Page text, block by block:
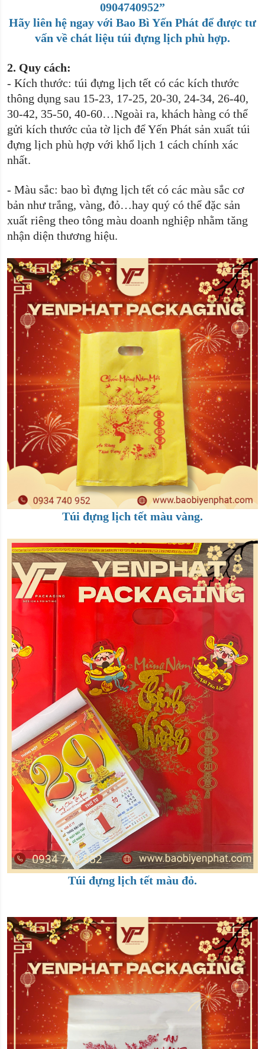
0904740952”
Hãy liên hệ ngay với Bao Bì Yến Phát để được tư
vấn về chát liệu túi đựng lịch phù hợp.
2. Quy cách:
- Kích thước: túi đựng lịch tết có các kích thước
thông dụng sau 15-23, 17-25, 20-30, 24-34, 26-40,
30-42, 35-50, 40-60…Ngoài ra, khách hàng có thể
gửi kích thước của tờ lịch để Yến Phát sản xuất túi
đựng lịch phù hợp với khổ lịch 1 cách chính xác
nhất.
- Màu sắc: bao bì đựng lịch tết có các màu sắc cơ
bản như trắng, vàng, đỏ…hay quý có thể đặc sản
xuất riêng theo tông màu doanh nghiệp nhằm tăng
nhận diện thương hiệu.
Túi đựng lịch tết màu vàng.
Túi đựng lịch tết màu đỏ.